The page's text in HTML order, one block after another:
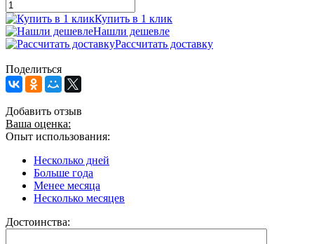
Купить в 1 клик
Нашли дешевле
Рассчитать доставку
Поделиться
Добавить отзыв
Ваша оценка:
Опыт использования:
Несколько дней
Больше года
Менее месяца
Несколько месяцев
Достоинства: